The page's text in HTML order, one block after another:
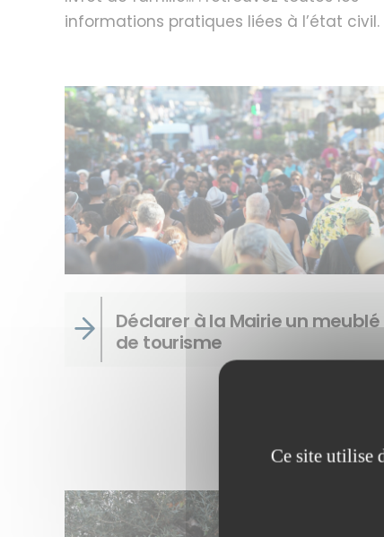
informations pratiques liées à l’état civil.
Déclarer à la Mairie un meublé
de tourisme
Ce site utilise